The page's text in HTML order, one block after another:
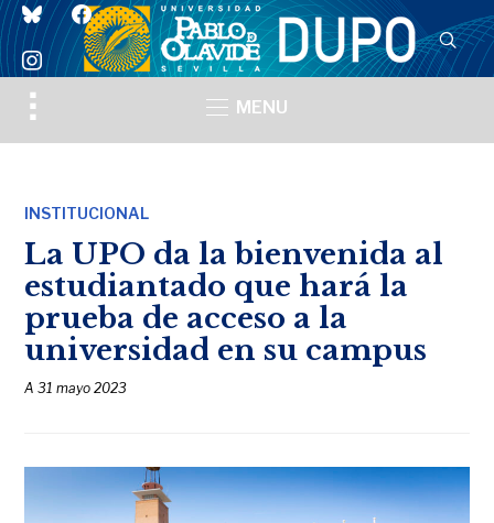
blueskyfacebook
instagram
Toggle
sidebar
MENU
INSTITUCIONAL
La UPO da la bienvenida al
estudiantado que hará la
prueba de acceso a la
universidad en su campus
A31 mayo 2023